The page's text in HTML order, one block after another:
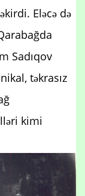
Eləcə də
Sadıqov
təkrasız
kimi